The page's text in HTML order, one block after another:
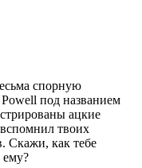
спорную
под названием
ацкие
твоих
Скажи, как тебе
ему?